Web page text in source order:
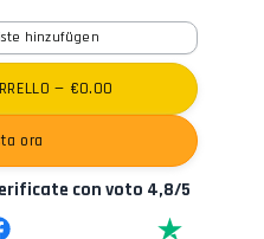
hinzufügen
— €0.00
ora
con voto 4,8/5